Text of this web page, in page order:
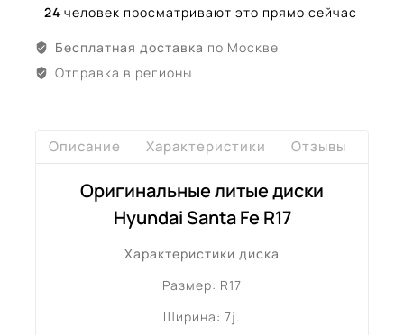
24 человек просматривают это прямо сейчас
Бесплатная доставка по Москве
Отправка в регионы
Описание Характеристики Отзывы
Оригинальные литые диски
Hyundai Santa Fe R17
Характеристики диска
Размер: R17
Ширина: 7j.